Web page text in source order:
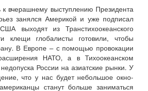
вчерашнему выступлению Президента
занялся Америкой и уже подписал
выходят из Транстихоокеанского
клещи глобалисты готовили, чтобы
В Европе – с помощью провокации
НАТО, а в Тихоокеанском
России на азиатские рынки. У
что у нас будет небольшое окно-
станут больше заниматься